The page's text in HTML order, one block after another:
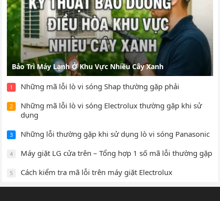
Bảo Trì Máy Lạnh Ở Khu Vực Nhiều Cây Xanh
1 Những mã lỗi lò vi sóng Shap thường gặp phải
2
Những mã lỗi lò vi sóng Electrolux thường gặp khi sử
dụng
3 Những lỗi thường gặp khi sử dụng lò vi sóng Panasonic
4 Máy giặt LG cửa trên – Tổng hợp 1 số mã lỗi thường gặp
5 Cách kiểm tra mã lỗi trên máy giặt Electrolux